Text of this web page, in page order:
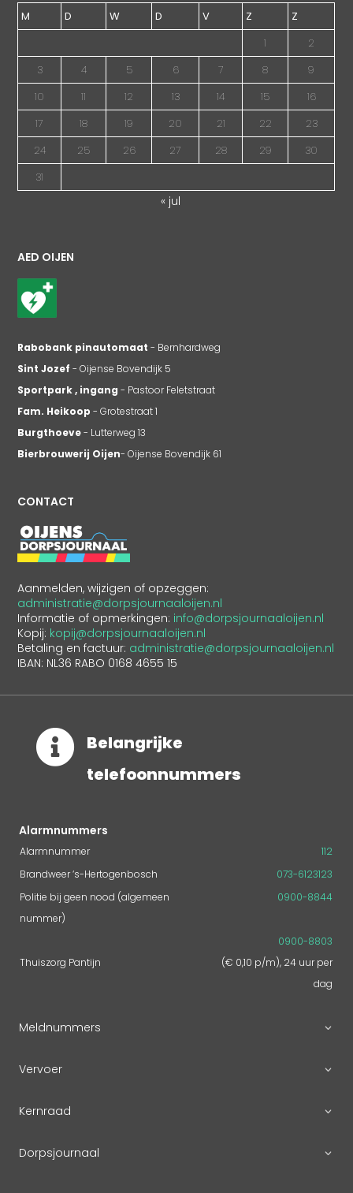
M
D W D V Z
Z
1
2
3
4 5 6 7 8
9
10
11 12 13 14 15
16
17
18 19 20 21 22
23
24
25 26 27 28 29
30
31
« jul
AED OIJEN
Rabobank pinautomaat - Bernhardweg
Sint Jozef - Oijense Bovendijk 5
Sportpark , ingang - Pastoor Feletstraat
Fam. Heikoop - Grotestraat 1
Burgthoeve- Lutterweg 13
Bierbrouwerij Oijen- Oijense Bovendijk 61
CONTACT
Aanmelden, wijzigen of opzeggen:
administratie@dorpsjournaaloijen.nl
Informatie of opmerkingen: info@dorpsjournaaloijen.nl
Kopij: kopij@dorpsjournaaloijen.nl
Betaling en factuur: administratie@dorpsjournaaloijen.nl
IBAN: NL36 RABO 0168 4655 15

Belangrijke
telefoonnummers
Alarmnummers
Alarmnummer
112
Brandweer ‘s-Hertogenbosch
073-6123123
Politie bij geen nood (algemeen
nummer)
0900-8844
Thuiszorg Pantijn
0900-8803
(€ 0,10 p/m), 24 uur per
dag
Meldnummers
Vervoer
Kernraad
Dorpsjournaal